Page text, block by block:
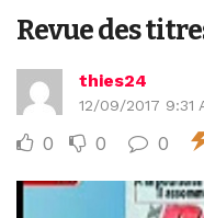
Revue des
thies24
12/09/2017 9:31
0 0 0